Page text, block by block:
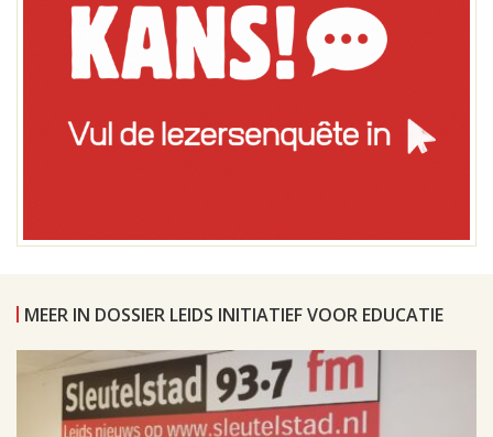
MEER IN DOSSIER LEIDS INITIATIEF VOOR EDUCATIE